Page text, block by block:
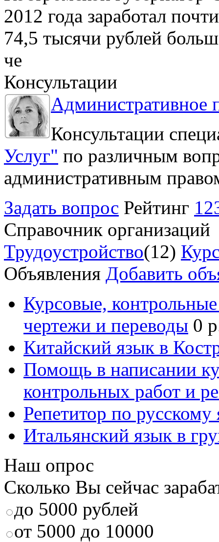
2012 года заработал
74,5 тысячи рублей
че
Консультации
Административное
Консультации
Услуг" по различным
административным
Задать вопрос Рейтинг
Справочник организаций
Трудоустройство(12)
Объявления Добавить
Курсовые,
чертежи и переводы 0
Китайский язык в
Помощь в написании
контрольных работ и
Репетитор по русскому
Итальянский язык в
Наш опрос
Сколько Вы сейчас
до 5000 рублей
от 5000 до 10000